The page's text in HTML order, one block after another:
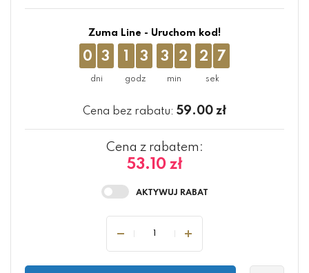
Zuma Line - Uruchom kod!
0 3 1 3 3 2 2 7
Cena bez rabatu: 59.00 zł
Cena z rabatem:
53.10 zł